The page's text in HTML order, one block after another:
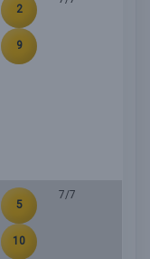
2
9
5
10
7/7